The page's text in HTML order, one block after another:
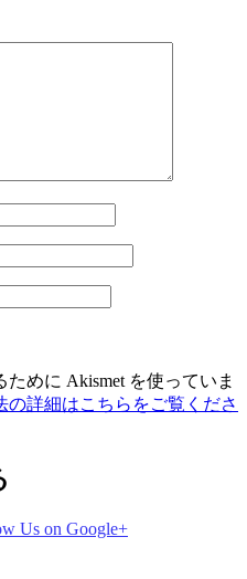
めに Akismet を使っていま
の詳細はこちらをご覧くださ